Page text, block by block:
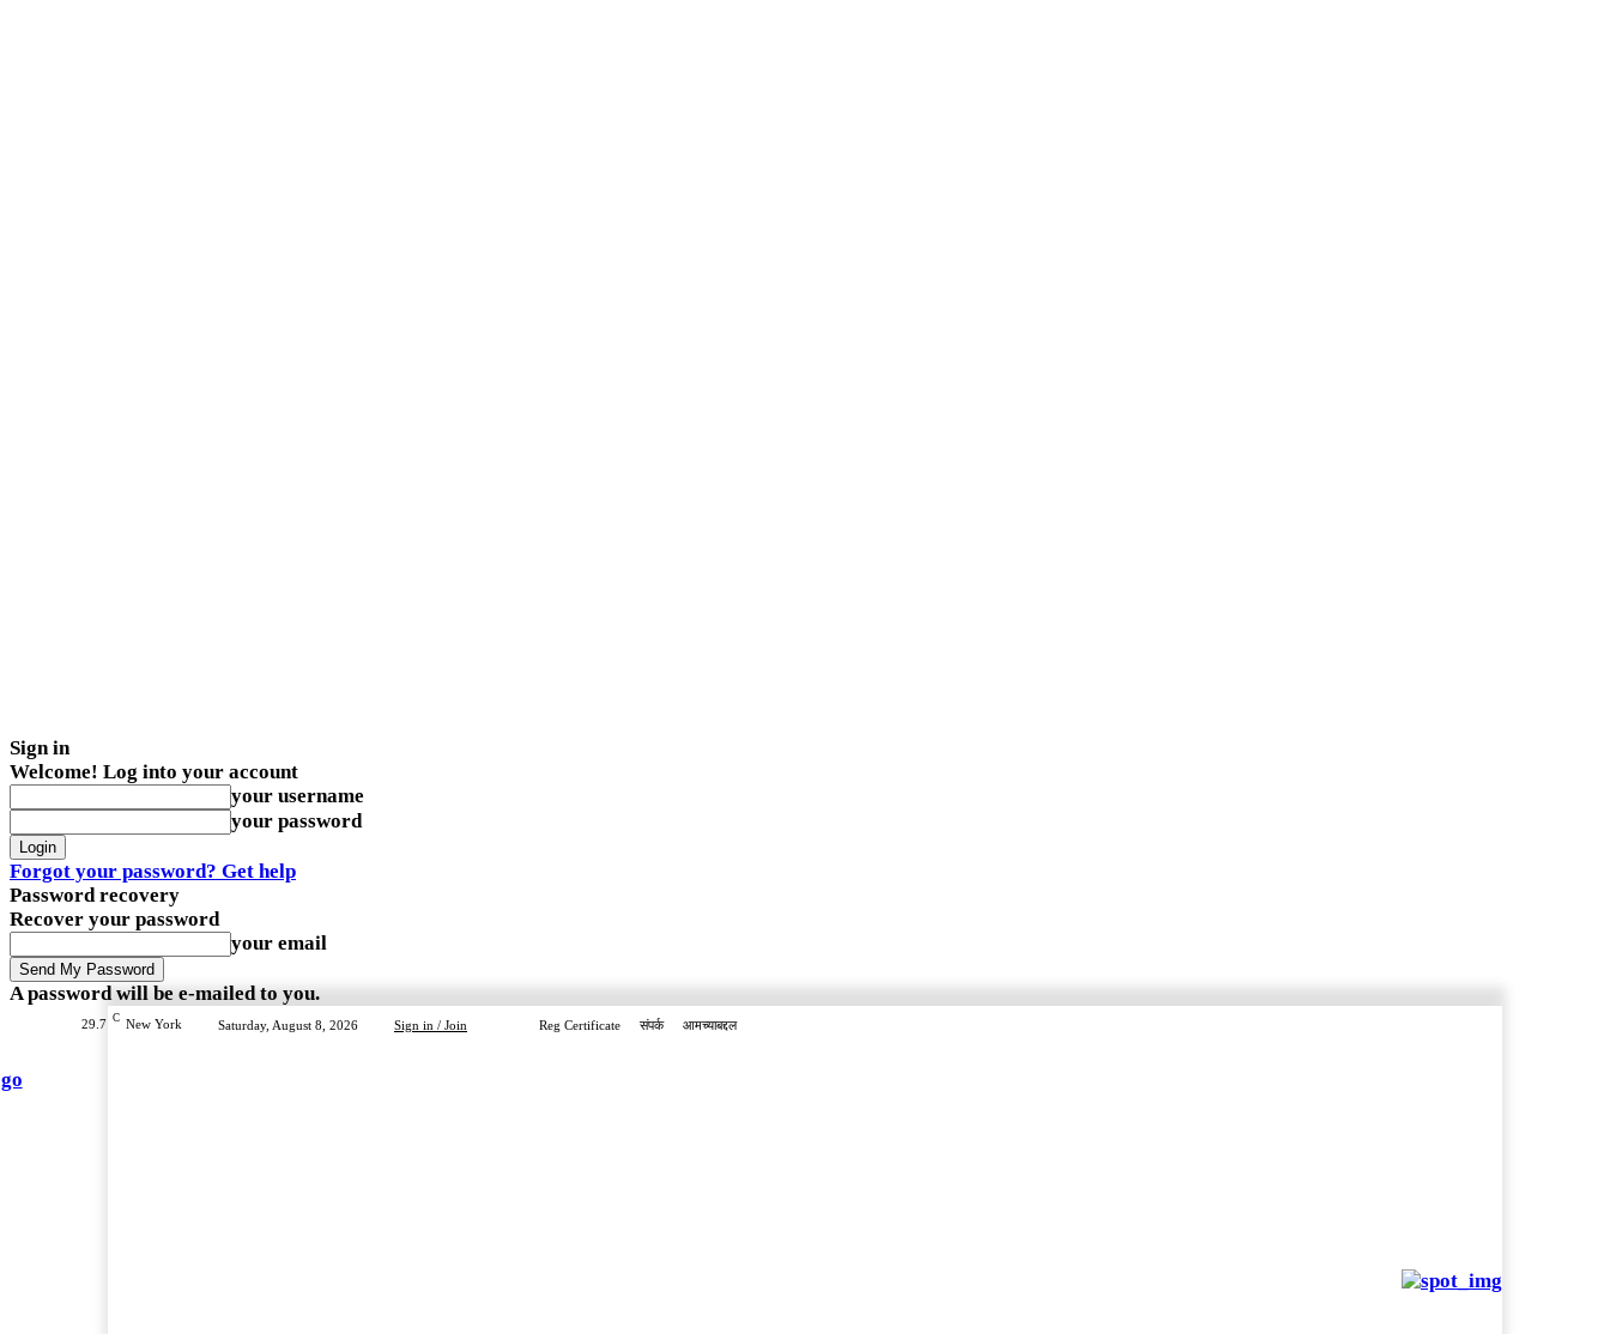
Sign in
Welcome! Log into your account
your username
your password
Forgot your password? Get help
Password recovery
Recover your password
your email
A password will be e-mailed to you.
29.7 C New York Saturday, August 8, 2026 Sign in / Join Reg Certificate संपर्क आमच्याबद्दल